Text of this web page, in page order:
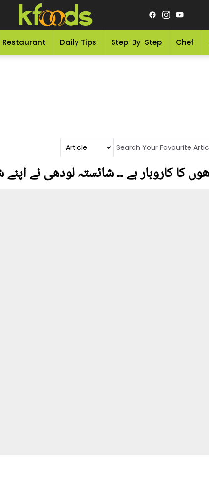
Restaurant Daily Tips Step-By-Step Chef
کا کاروبار ہے ۔۔ شائستہ لودھی نے اپنے